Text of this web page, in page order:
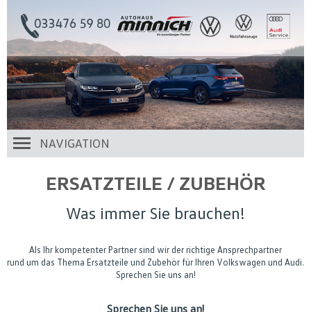
NAVIGATION
ERSATZTEILE / ZUBEHÖR
Was immer Sie brauchen!
Als Ihr kompetenter Partner sind wir der richtige Ansprechpartner
rund um das Thema Ersatzteile und Zubehör für Ihren Volkswagen und Audi.
Sprechen Sie uns an!
Sprechen Sie uns an!